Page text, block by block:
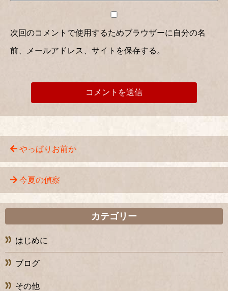
次回のコメントで使用するためブラウザーに自分の名
前、メールアドレス、サイトを保存する。
やっぱりお前か
今夏の偵察
カテゴリー
はじめに
ブログ
その他